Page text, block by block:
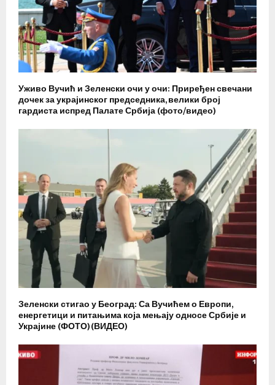
Уживо Вучић и Зеленски очи у очи: Приређен свечани
дочек за украјинског председника, велики број
гардиста испред Палате Србија (фото/видео)
Зеленски стигао у Београд: Са Вучићем о Европи,
енергетици и питањима која мењају односе Србије и
Украјине (ФОТО)(ВИДЕО)